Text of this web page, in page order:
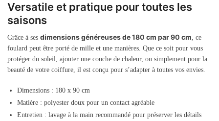
Versatile et pratique pour toutes les
saisons
Grâce à ses dimensions généreuses de 180 cm par 90 cm, ce
foulard peut être porté de mille et une manières. Que ce soit pour vous
protéger du soleil, ajouter une couche de chaleur, ou simplement pour la
beauté de votre coiffure, il est conçu pour s’adapter à toutes vos envies.
Dimensions : 180 x 90 cm
Matière : polyester doux pour un contact agréable
Entretien : lavage à la main recommandé pour préserver les détails